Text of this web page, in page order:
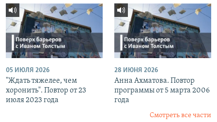
05 ИЮЛЯ 2026
"Ждать тяжелее, чем
хоронить". Повтор от 23
июля 2023 года
28 ИЮНЯ 2026
Анна Ахматова. Повтор
программы от 5 марта 2006
года
Смотреть все части